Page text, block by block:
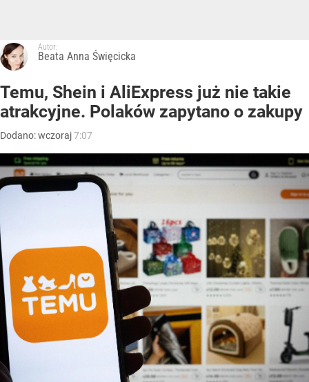
Autor:
Beata Anna Święcicka
Temu, Shein i AliExpress już nie takie
atrakcyjne. Polaków zapytano o zakupy
Dodano:wczoraj7:07